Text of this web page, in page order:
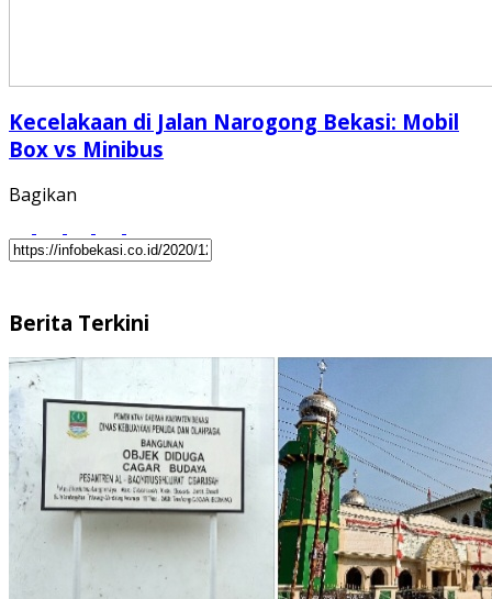
Kecelakaan di Jalan Narogong Bekasi: Mobil
Box vs Minibus
Bagikan
Berita Terkini